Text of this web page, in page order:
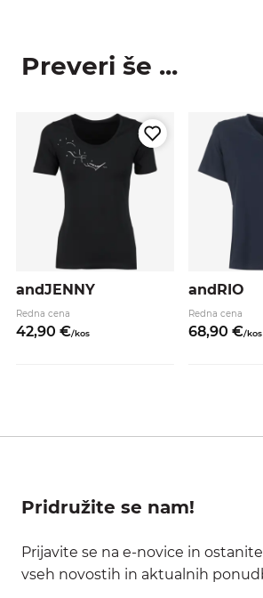
Preveri še ...
andJENNY
Redna cena
42,90 €/kos
andRIO
Redna cena
68,90 €/kos
Pridružite se nam!
Prijavite se na e-novice in
vseh novostih in aktualnih